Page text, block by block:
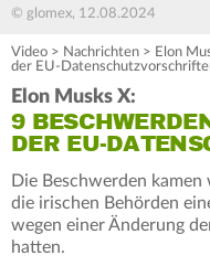
© glomex, 12.08.2024
Video > Nachrichten > Elon
der EU-
Elon Musks X:
9
DER EU-
Die Beschwerden
die irischen Behörden
wegen einer Änderung
hatten.